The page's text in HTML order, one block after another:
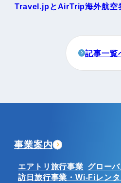
Travel.jpとAirTrip海外航空
記事一覧
事業案内
エアトリ旅行事業 グロー
訪日旅行事業・Wi-Fiレン